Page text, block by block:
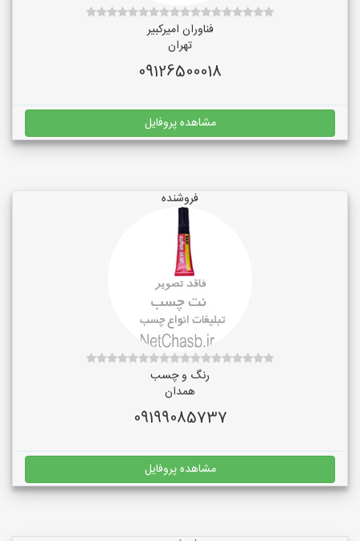
فناوران امیرکبیر
تهران
09126500018
مشاهده پروفایل
فروشنده
رنگ و چسب
همدان
09199085737
مشاهده پروفایل